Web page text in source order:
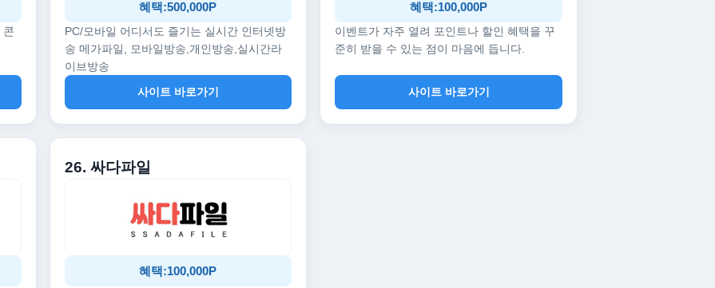
콘
혜택:500,000P
PC/모바일 어디서도 즐기는 실시간 인터넷방
송 메가파일, 모바일방송,개인방송,실시간라
이브방송
사이트 바로가기
혜택:100,000P
이벤트가 자주 열려 포인트나 할인 혜택을 꾸
준히 받을 수 있는 점이 마음에 듭니다.
사이트 바로가기
26. 싸다파일
혜택:100,000P